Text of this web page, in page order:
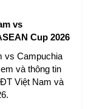
vs
Cup 2026
vs Campuchia
và thông tin
Việt Nam và